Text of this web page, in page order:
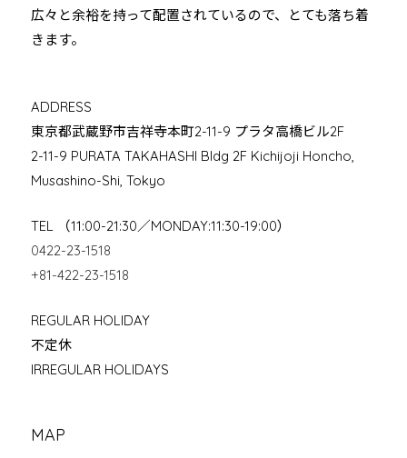
広々と余裕を持って配置されているので、とても落ち着
きます。
ADDRESS
東京都武蔵野市吉祥寺本町2-11-9 プラタ高橋ビル2F
2-11-9 PURATA TAKAHASHI Bldg 2F Kichijoji Honcho,
Musashino-Shi, Tokyo
TEL （11:00-21:30／MONDAY:11:30-19:00）
0422-23-1518
+81-422-23-1518
REGULAR HOLIDAY
不定休
IRREGULAR HOLIDAYS
MAP